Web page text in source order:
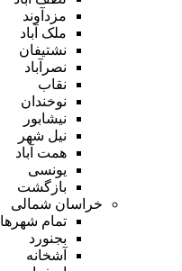
مزدآوند
ملک آباد
نشتیفان
نصرآباد
نقاب
نوخندان
نیشابور
نیل شهر
همت آباد
یونسی
بازگشت
خراسان شمالی
تمام شهر‌ها
بجنورد
آشخانه